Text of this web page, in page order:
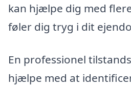
kan hjælpe dig med
føler dig tryg i dit
En professionel
hjælpe med at